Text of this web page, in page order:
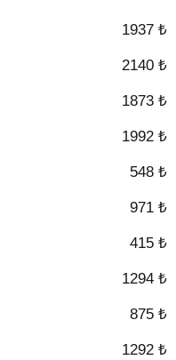
1937 ₺
2140 ₺
1873 ₺
1992 ₺
548 ₺
971 ₺
415 ₺
1294 ₺
875 ₺
1292 ₺